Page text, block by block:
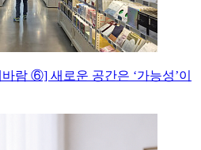
람 ⑥] 새로운 공간은 ‘가능성’이